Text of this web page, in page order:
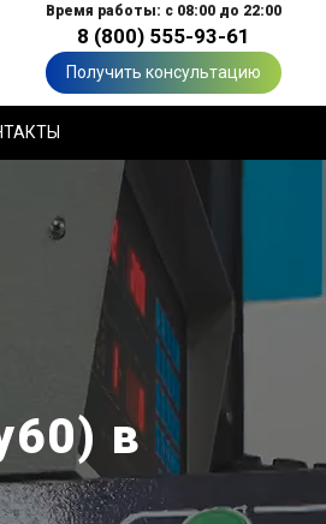
Время работы: с 08:00 до 22:00
8 (800) 555-93-61
Получить консультацию
в